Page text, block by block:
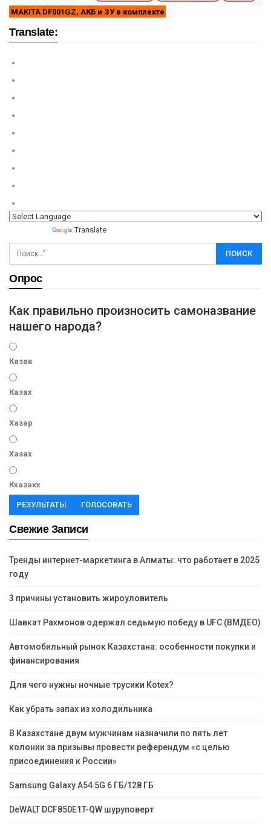
MAKITA DF001GZ, АКБ и ЗУ в комплекте
Translate:
Translate
Опрос
Как правильно произносить самоназвание
нашего народа?
Казак
Казах
Хазар
Хазах
Кхазакх
РЕЗУЛЬТАТЫ ГОЛОСОВАТЬ
Свежие Записи
Тренды интернет-маркетинга в Алматы: что работает в 2025
году
3 причины установить жироуловитель
Шавкат Рахмонов одержал седьмую победу в UFC (ВМДЕО)
Автомобильный рынок Казахстана: особенности покупки и
финансирования
Для чего нужны ночные трусики Kotex?
Как убрать запах из холодильника
В Казахстане двум мужчинам назначили по пять лет
колонии за призывы провести референдум «с целью
присоединения к России»
Samsung Galaxy A54 5G 6 ГБ/128 ГБ
DeWALT DCF850E1T-QW шуруповерт